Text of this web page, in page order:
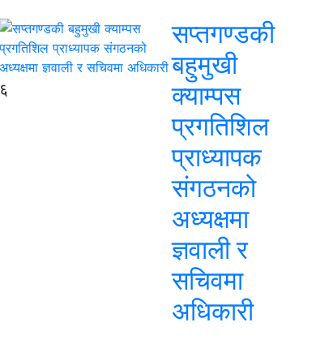
६
सप्तगण्डकी
बहुमुखी
क्याम्पस
प्रगतिशिल
प्राध्यापक
संगठनको
अध्यक्षमा
ज्ञवाली र
सचिवमा
अधिकारी